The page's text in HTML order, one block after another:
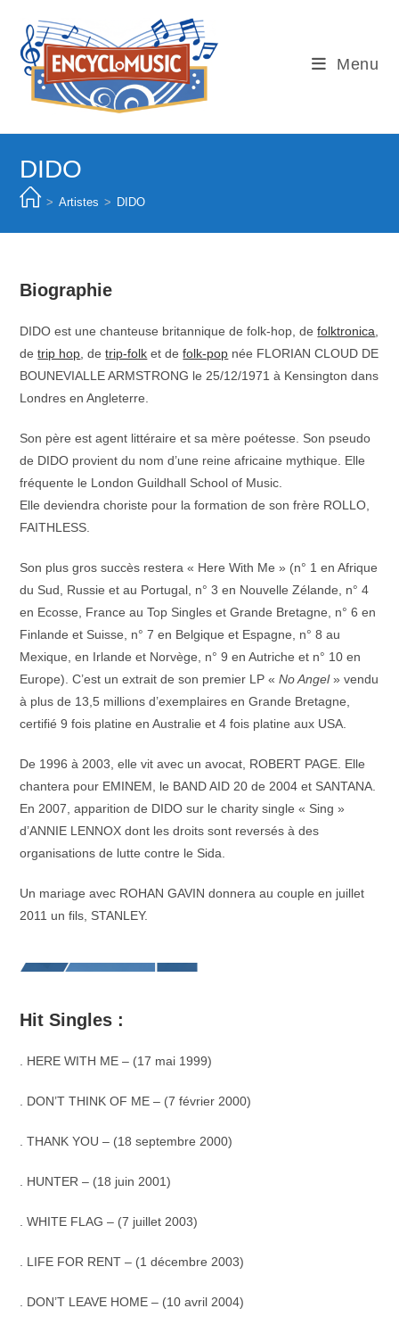
content
Menu
DIDO
> Artistes > DIDO
Biographie
DIDO est une chanteuse britannique de folk-hop, defolktronica
detrip hop , detrip-folk et defolk-pop née FLORIAN CLOUD DE
BOUNEVIALLE ARMSTRONG le 25/12/1971 à Kensington dans
Londres en Angleterre.
Son père est agent littéraire et sa mère poétesse. Son pseudo
de DIDO provient du nom d’une reine africaine mythique. Elle
fréquente le London Guildhall School of Music.
Elle deviendra choriste pour la formation de son frère ROLLO,
FAITHLESS.
Son plus gros succès restera « Here With Me » (n° 1 en Afrique
du Sud, Russie et au Portugal, n° 3 en Nouvelle Zélande, n° 4
en Ecosse, France au Top Singles et Grande Bretagne, n° 6 en
Finlande et Suisse, n° 7 en Belgique et Espagne, n° 8 au
Mexique, en Irlande et Norvège, n° 9 en Autriche et n° 10 en
Europe). C’est un extrait de son premier LP «No Angel» vendu
à plus de 13,5 millions d’exemplaires en Grande Bretagne,
certifié 9 fois platine en Australie et 4 fois platine aux USA.
De 1996 à 2003, elle vit avec un avocat, ROBERT PAGE. Elle
chantera pour EMINEM, le BAND AID 20 de 2004 et SANTANA.
En 2007, apparition de DIDO sur le charity single « Sing »
d’ANNIE LENNOX dont les droits sont reversés à des
organisations de lutte contre le Sida.
Un mariage avec ROHAN GAVIN donnera au couple en juillet
2011 un fils, STANLEY.
Hit Singles :
. HERE WITH ME – (17 mai 1999)
. DON’T THINK OF ME – (7 février 2000)
. THANK YOU – (18 septembre 2000)
. HUNTER – (18 juin 2001)
. WHITE FLAG – (7 juillet 2003)
. LIFE FOR RENT – (1 décembre 2003)
. DON’T LEAVE HOME – (10 avril 2004)